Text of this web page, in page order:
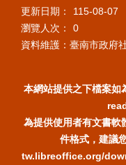
更新日期：
115-08-07
瀏覽人次：
0
資料維護：臺南市政府
本網站提供之下檔案
為提供使用者有文書軟
件格式，建議
tw.libreoffice.org/